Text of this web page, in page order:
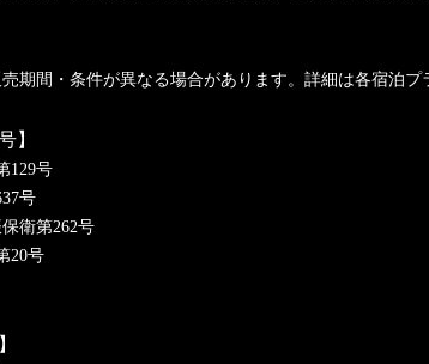
期間・条件が異なる場合があります。詳細は各宿泊
】
129号
号
衛第262号
20号